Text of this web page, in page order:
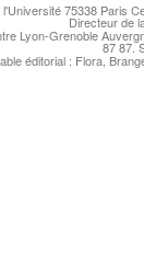
l'Université 75338 Paris
Directeur de
Lyon-Grenoble
87 87.
éditorial : Flora,